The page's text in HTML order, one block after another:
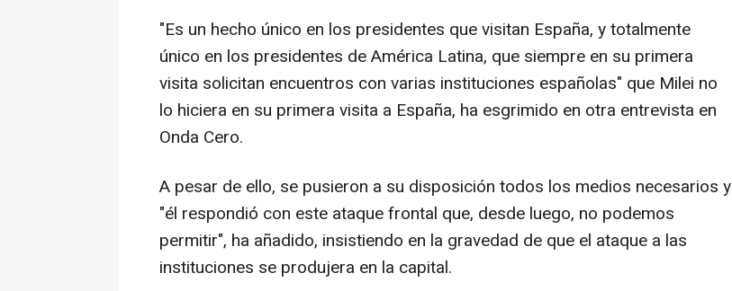
"Es un hecho único en los presidentes que visitan España, y totalmente
único en los presidentes de América Latina, que siempre en su primera
visita solicitan encuentros con varias instituciones españolas" que Milei no
lo hiciera en su primera visita a España, ha esgrimido en otra entrevista en
Onda Cero.
A pesar de ello, se pusieron a su disposición todos los medios necesarios y
"él respondió con este ataque frontal que, desde luego, no podemos
permitir", ha añadido, insistiendo en la gravedad de que el ataque a las
instituciones se produjera en la capital.